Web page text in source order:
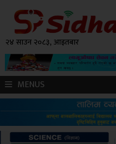
२४ साउन २०८३, आइतबार
MENUS